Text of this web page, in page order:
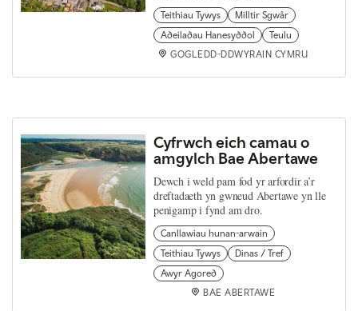
Teithiau Tywys
Milltir Sgwâr
Adeiladau Hanesyddol
Teulu
GOGLEDD-DDWYRAIN CYMRU
Cyfrwch eich camau o
amgylch Bae Abertawe
Dewch i weld pam fod yr arfordir a’r
dreftadaeth yn gwneud Abertawe yn lle
penigamp i fynd am dro.
Canllawiau hunan-arwain
Teithiau Tywys
Dinas / Tref
Awyr Agored
BAE ABERTAWE